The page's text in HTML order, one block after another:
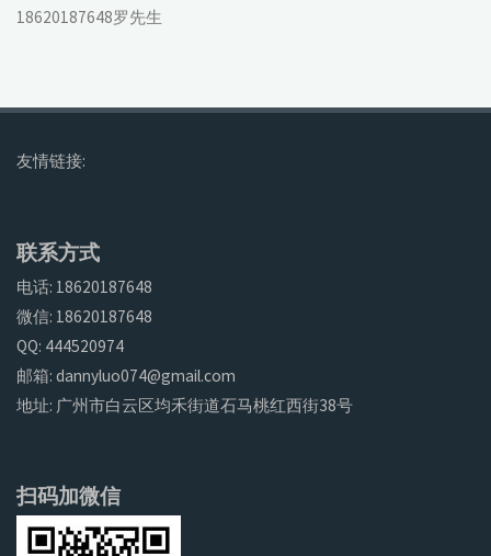
18620187648罗先生
友情链接:
联系方式
电话: 18620187648
微信: 18620187648
QQ: 444520974
邮箱: dannyluo074@gmail.com
地址: 广州市白云区均禾街道石马桃红西街38号
扫码加微信